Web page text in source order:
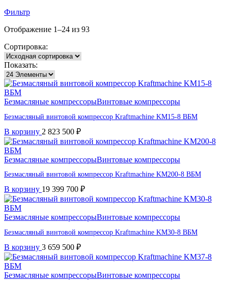
Фильтр
Отображение 1–24 из 93
Сортировка:
Показать:
Безмасляные компрессорыВинтовые компрессоры
Безмасляный винтовой компрессор Kraftmaсhine KM15-8 ВБМ
В корзину 2 823 500 ₽
Безмасляные компрессорыВинтовые компрессоры
Безмасляный винтовой компрессор Kraftmaсhine KM200-8 ВБМ
В корзину 19 399 700 ₽
Безмасляные компрессорыВинтовые компрессоры
Безмасляный винтовой компрессор Kraftmaсhine KM30-8 ВБМ
В корзину 3 659 500 ₽
Безмасляные компрессорыВинтовые компрессоры